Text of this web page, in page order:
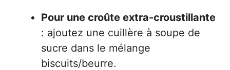
Pour une croûte extra-croustillante
: ajoutez une cuillère à soupe de
sucre dans le mélange
biscuits/beurre.